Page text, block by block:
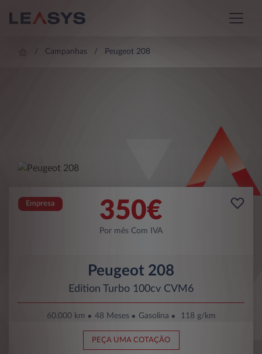
Campanhas Peugeot 208
Empresa 350€
Por mês Com IVA
Peugeot 208
Edition Turbo 100cv CVM6
60.000 km 48 Meses Gasolina 118 g/km
PEÇA UMA COTAÇÃO